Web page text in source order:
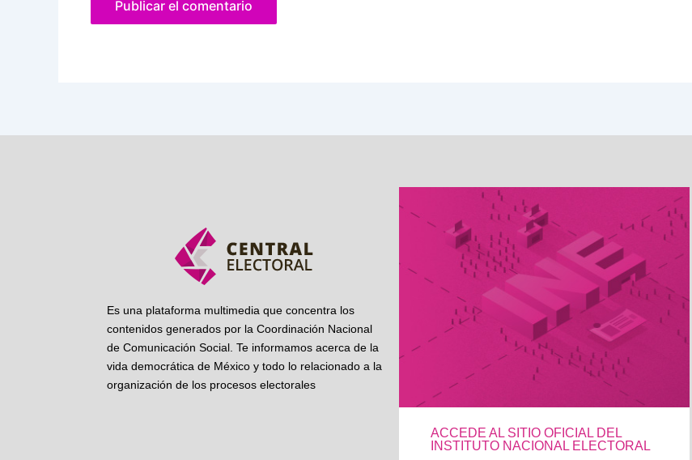
Es una plataforma multimedia que concentra los
contenidos generados por la Coordinación Nacional
de Comunicación Social. Te informamos acerca de la
vida democrática de México y todo lo relacionado a la
organización de los procesos electorales
ACCEDE AL SITIO OFICIAL DEL
INSTITUTO NACIONAL ELECTORAL